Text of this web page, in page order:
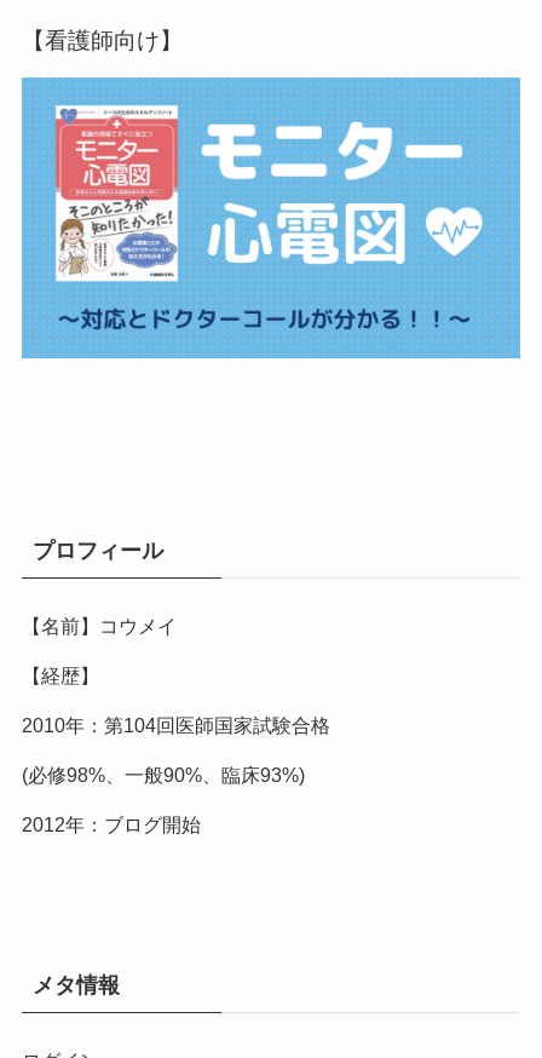
【看護師向け】
プロフィール
【名前】コウメイ
【経歴】
2010年：第104回医師国家試験合格
(必修98%、一般90%、臨床93%)
2012年：ブログ開始
メタ情報